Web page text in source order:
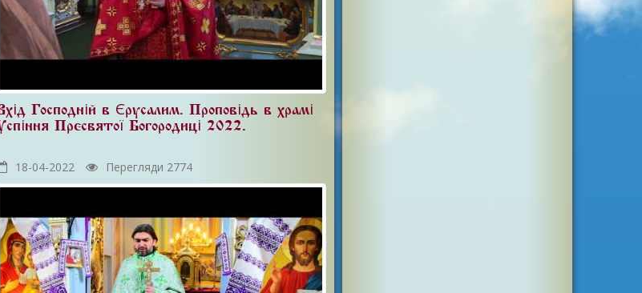
Господній в Єрусалим. Проповідь в храмі
Пресвятої Богородиці 2022.
18-04-2022 Перегляди 2774